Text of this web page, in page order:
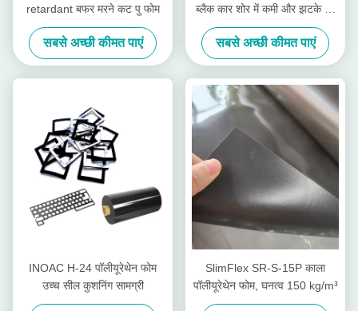
retardant बफर मरने कट पु फोम
सबसे अच्छी कीमत पाएं
ब्लैक कार शोर में कमी और झटके का
सबूत
सबसे अच्छी कीमत पाएं
INOAC H-24 पॉलीयूरेथेन फोम
उच्च सील कुशनिंग सामग्री
SlimFlex SR-S-15P काला
पॉलीयूरेथेन फोम, घनत्व 150 kg/m³